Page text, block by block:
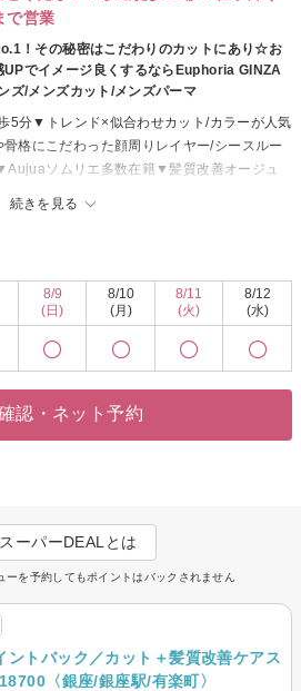
で営業
！その秘密はこだわりのカットにあり☆お
UPでイメージ良くするならEuphoria GINZA
ズ/メンズカット/メンズパーマ
続きを見る
5分▼トレンド×似合わせカット/カラーが人気
格にこだわった顔周りレイヤー/シースルー
ソムリエ多数在籍▼髪質改善オージュ
。「銀座駅 B3出口から徒歩10秒」 ねんりん
、東京駅、新橋、東銀座、銀座1丁目からもア
！)
ー2時間前迄、縮毛矯正3時間前迄、ナチュラ
フ/ウルフカット/髪質改善/レイヤー/レイヤー
バング/透明感/暗髪/艶髪/ストレート/縮毛矯
8/9
(日)
8/10
(月)
8/11
(火)
8/12
(水)
認・ネット予約
ーパーDEALとは
を予約してもポイントはバックされません
トバック／カット＋髪質改善ケアス
〈銀座/銀座駅/有楽町〉